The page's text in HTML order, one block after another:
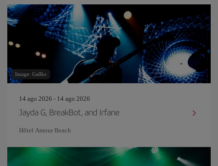
Image: Gallks
14 ago 2026 - 14 ago 2026
Jayda G, BreakBot, and Irfane
Hôtel Amour Beach